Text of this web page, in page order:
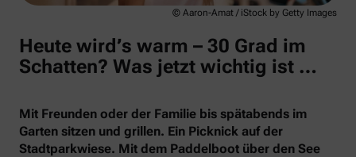
© Aaron-Amat / iStock by Getty Images
Heute wird’s warm – 30 Grad im
Schatten? Was jetzt wichtig ist …
Mit Freunden oder der Familie bis spätabends im
Garten sitzen und grillen. Ein Picknick auf der
Stadtparkwiese. Mit dem Paddelboot über den See